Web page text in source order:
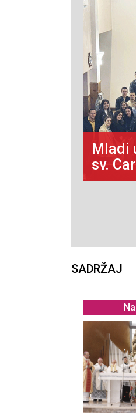
Mladi
sv.
SADRŽAJ